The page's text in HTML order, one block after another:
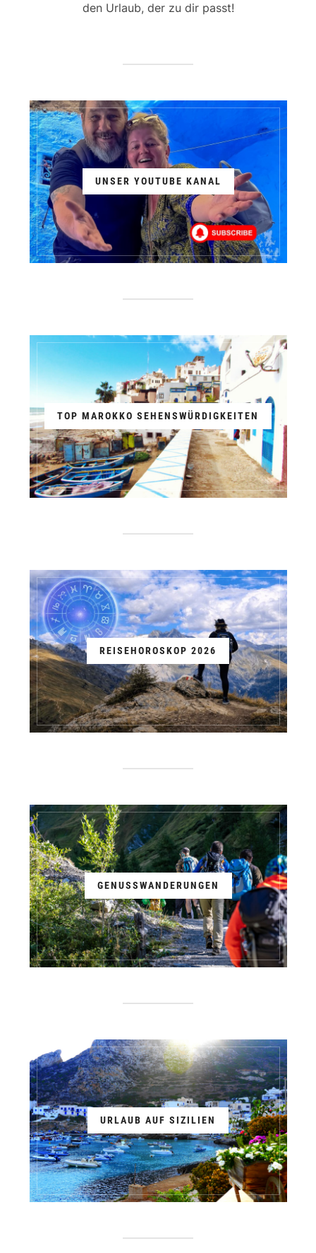
den Urlaub, der zu dir passt!
UNSER YOUTUBE KANAL
TOP MAROKKO SEHENSWÜRDIGKEITEN
REISEHOROSKOP 2026
GENUSSWANDERUNGEN
URLAUB AUF SIZILIEN